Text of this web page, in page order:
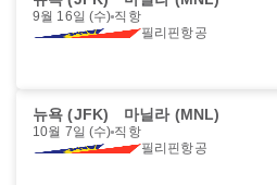
9월 16일 (수) 직항
필리핀항공
뉴욕 (JFK) 마닐라 (MNL)
10월 7일 (수) 직항
필리핀항공